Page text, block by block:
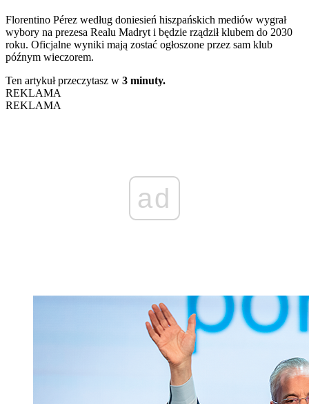
Florentino Pérez według doniesień hiszpańskich mediów wygrał
wybory na prezesa Realu Madryt i będzie rządził klubem do 2030
roku. Oficjalne wyniki mają zostać ogłoszone przez sam klub
późnym wieczorem.
Ten artykuł przeczytasz w 3 minuty.
REKLAMA
REKLAMA
ad